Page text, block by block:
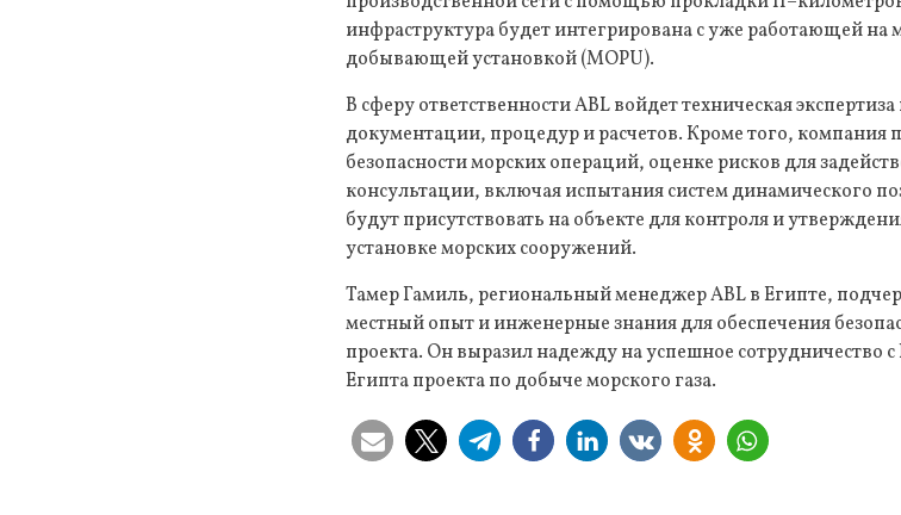
инфраструктура будет интегрирована с уже работающей
добывающей установкой (MOPU).
В сферу ответственности ABL войдет техническая
документации, процедур и расчетов. Кроме того, компания
безопасности морских операций, оценке рисков для
консультации, включая испытания систем динамического
будут присутствовать на объекте для контроля и
установке морских сооружений.
Тамер Гамиль, региональный менеджер ABL в Египте,
местный опыт и инженерные знания для обеспечения
проекта. Он выразил надежду на успешное сотрудничество с
Египта проекта по добыче морского газа.